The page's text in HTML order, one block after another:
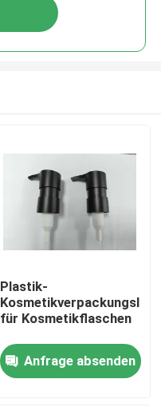
Plastik-
für Kosmetikflaschen
Anfrage absenden